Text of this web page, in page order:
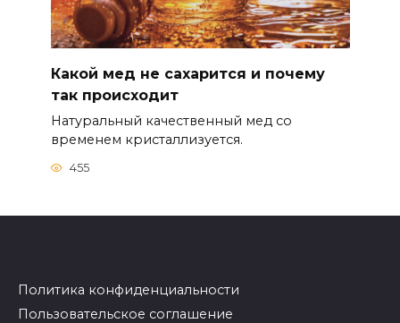
Какой мед не сахарится и почему
так происходит
Натуральный качественный мед со
временем кристаллизуется.
455
Политика конфиденциальности
Пользовательское соглашение